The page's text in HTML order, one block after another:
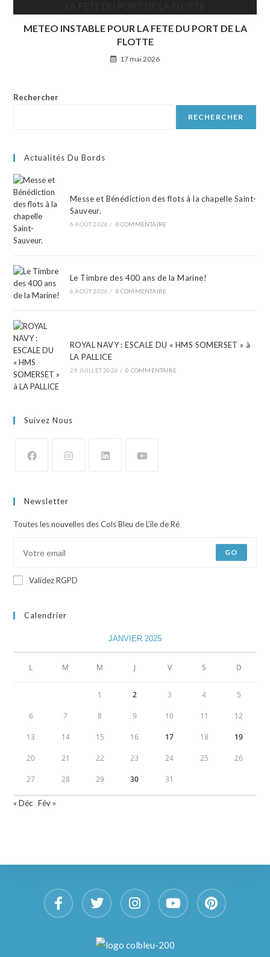
METEO INSTABLE POUR LA FETE DU PORT DE LA
FLOTTE
17 mai 2026
Rechercher
RECHERCHER
Actualités Du Bords
Messe et Bénédiction des flots à la chapelle Saint-
Sauveur.
6 AOÛT 2026 / 0 COMMENTAIRE
Le Timbre des 400 ans de la Marine!
6 AOÛT 2026 / 0 COMMENTAIRE
ROYAL NAVY : ESCALE DU « HMS SOMERSET » à
LA PALLICE
29 JUILLET 2026 / 0 COMMENTAIRE
Suivez Nous
Newsletter
Toutes les nouvelles des Cols Bleu de L'ile de Ré
GO
Validez RGPD
Calendrier
JANVIER 2025
L M M J V S D
1 2 3 4 5
6 7 8 9 10 11 12
13 14 15 16 17 18 19
20 21 22 23 24 25 26
27 28 29 30 31
« Déc Fév »